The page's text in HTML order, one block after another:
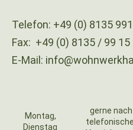
Telefon: +49 (0) 8135
Fax: +49 (0) 8135 / 99 15
E-Mail:
Montag,
Dienstag
gerne nach